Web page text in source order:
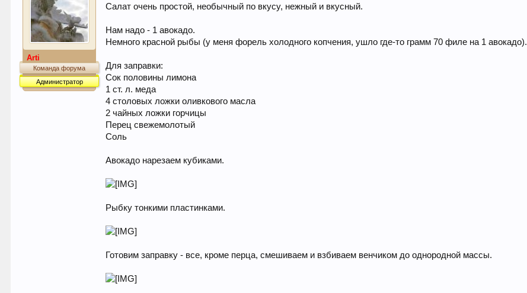
Arti
Команда форума
Администратор
Салат очень простой, необычный по вкусу, нежный и вкусный.
Нам надо - 1 авокадо.
Немного красной рыбы (у меня форель холодного копчения, ушло где-то грамм 70 филе на 1 авокадо).
Для заправки:
Сок половины лимона
1 ст. л. меда
4 столовых ложки оливкового масла
2 чайных ложки горчицы
Перец свежемолотый
Соль
Авокадо нарезаем кубиками.
Рыбку тонкими пластинками.
Готовим заправку - все, кроме перца, смешиваем и взбиваем венчиком до однородной массы.